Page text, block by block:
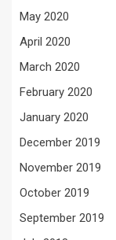
May 2020
April 2020
March 2020
February 2020
January 2020
December 2019
November 2019
October 2019
September 2019